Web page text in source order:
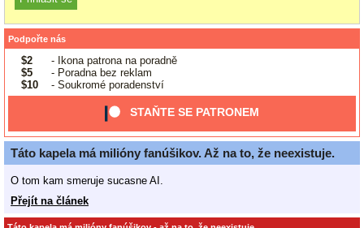
Podpořte nás
$2
- Ikona patrona na poradně
$5
- Poradna bez reklam
$10
- Soukromé poradenství
STAŇTE SE PATRONEM
Táto kapela má milióny fanúšikov. Až na to, že neexistuje.
O tom kam smeruje sucasne AI.
Přejít na článek